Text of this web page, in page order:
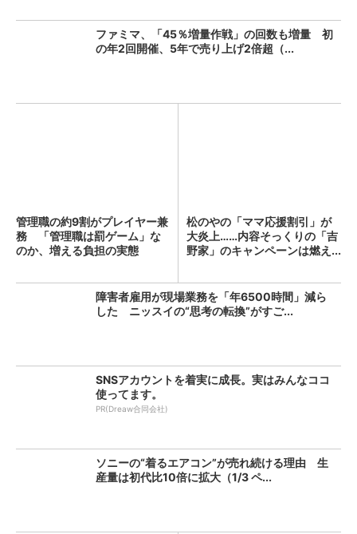
ファミマ、「45％増量作戦」の回数も増量 初
の年2回開催、5年で売り上げ2倍超（...
管理職の約9割がプレイヤー兼
務 「管理職は罰ゲーム」な
のか、増える負担の実態
松のやの「ママ応援割引」が
大炎上……内容そっくりの「吉
野家」のキャンペーンは燃え...
障害者雇用が現場業務を「年6500時間」減ら
した ニッスイの“思考の転換”がすご...
SNSアカウントを着実に成長。実はみんなココ
使ってます。
PR(Dreaw合同会社)
ソニーの“着るエアコン”が売れ続ける理由 生
産量は初代比10倍に拡大（1/3 ペ...